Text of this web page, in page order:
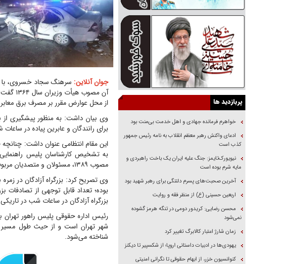
جوان آنلاین:
آن
از محل عوارض مقرر بر مصرف برق
وی بیان داشت: به منظور پیشگیری از
برای رانندگان و عابرین پیاده در
این مقام انتظامی عنوان داشت:
مصوب ۱۳۸۹، مسئولان و متصدیان مربوطه مقصر قلمداد خواهند شد و در جبران خسارات وارده سهیم خواهند بود.
وی تصریح کرد: بزرگراه آزادگان در
بوده؛ تعداد قابل توجهی از
بزرگراه آزادگان در ساعات شب در
رئیس اداره حقوقی پلیس راهور تهران
شناخته می‌شود.
پربازدید ها
خواهرم فرمانده جهادی و اهل خدمت بی‌منت بود
ادعای واکنش رهبر معظم انقلاب به نامه رئیس جمهور
کذب است
نیویورک‌تایمز: جنگ علیه ایران یک باخت راهبردی و
مایه شرم بوده است
آخرین صحبت‌های پسرم دلتنگی برای رهبر شهید بود
اربعین حسینی (ع) از منظر فقه و روایت
محسن رضایی: کریدور دومی در تنگه هرمز گشوده
نمی‌شود
زمان شارژ اعتبار کالابرگ تغییر کرد
یهودی‌ها در ادبیات داستانی اروپا؛ از شکسپیر تا دیکنز
کنوانسیون خزر، از ابهام حقوقی تا نگرانی امنیتی